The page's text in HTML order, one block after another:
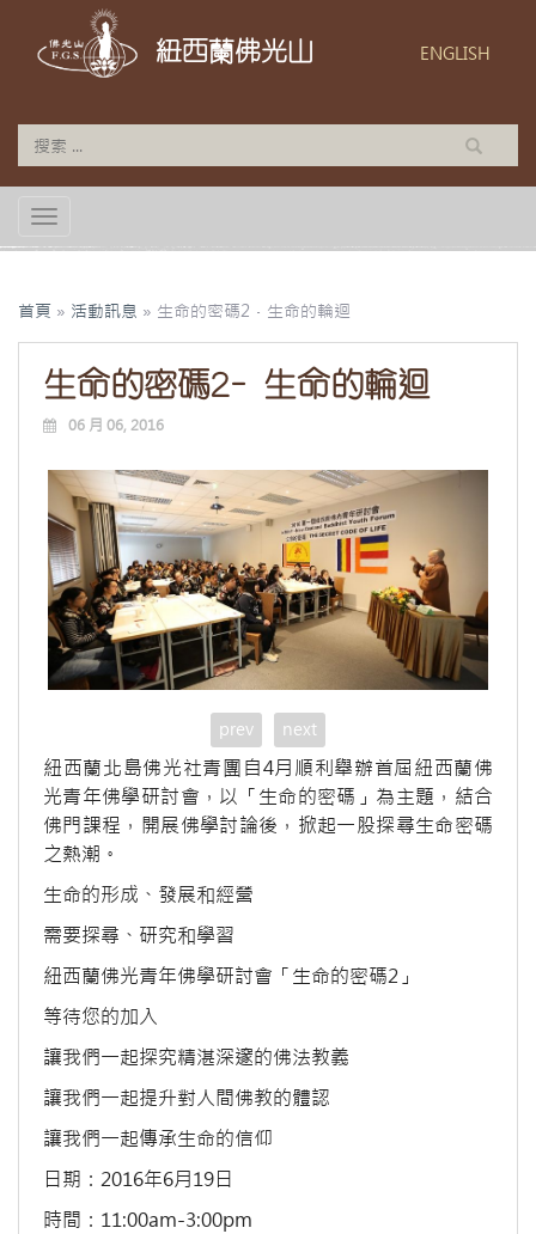
紐西蘭佛光山 ENGLISH
TOGGLE NAVIGATION
首頁 » 活動訊息 » 生命的密碼2﹣生命的輪迴
生命的密碼2﹣生命的輪迴
06 月 06, 2016
prev next
紐西蘭北島佛光社青團自4月順利舉辦首屆紐西蘭佛
光青年佛學研討會，以「生命的密碼」為主題，結合
佛門課程，開展佛學討論後，掀起一股探尋生命密碼
之熱潮。
生命的形成、發展和經營
需要探尋、研究和學習
紐西蘭佛光青年佛學研討會「生命的密碼2」
等待您的加入
讓我們一起探究精湛深邃的佛法教義
讓我們一起提升對人間佛教的體認
讓我們一起傳承生命的信仰
日期：2016年6月19日
時間：11:00am-3:00pm